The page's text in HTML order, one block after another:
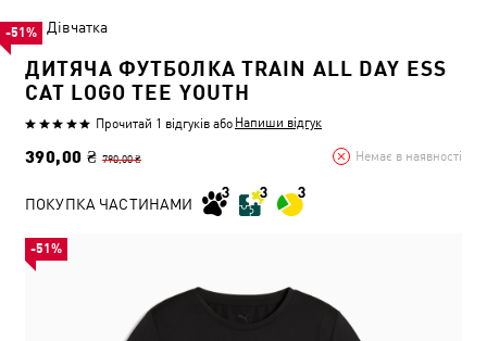
Дівчатка
ДИТЯЧА ФУТБОЛКА TRAIN ALL DAY ESS
CAT LOGO TEE YOUTH
Прочитай 1 відгуків або Напиши відгук
390,00 ₴ 790,00 ₴ Немає в наявності
-51%
ПОКУПКА ЧАСТИНАМИ
-51%